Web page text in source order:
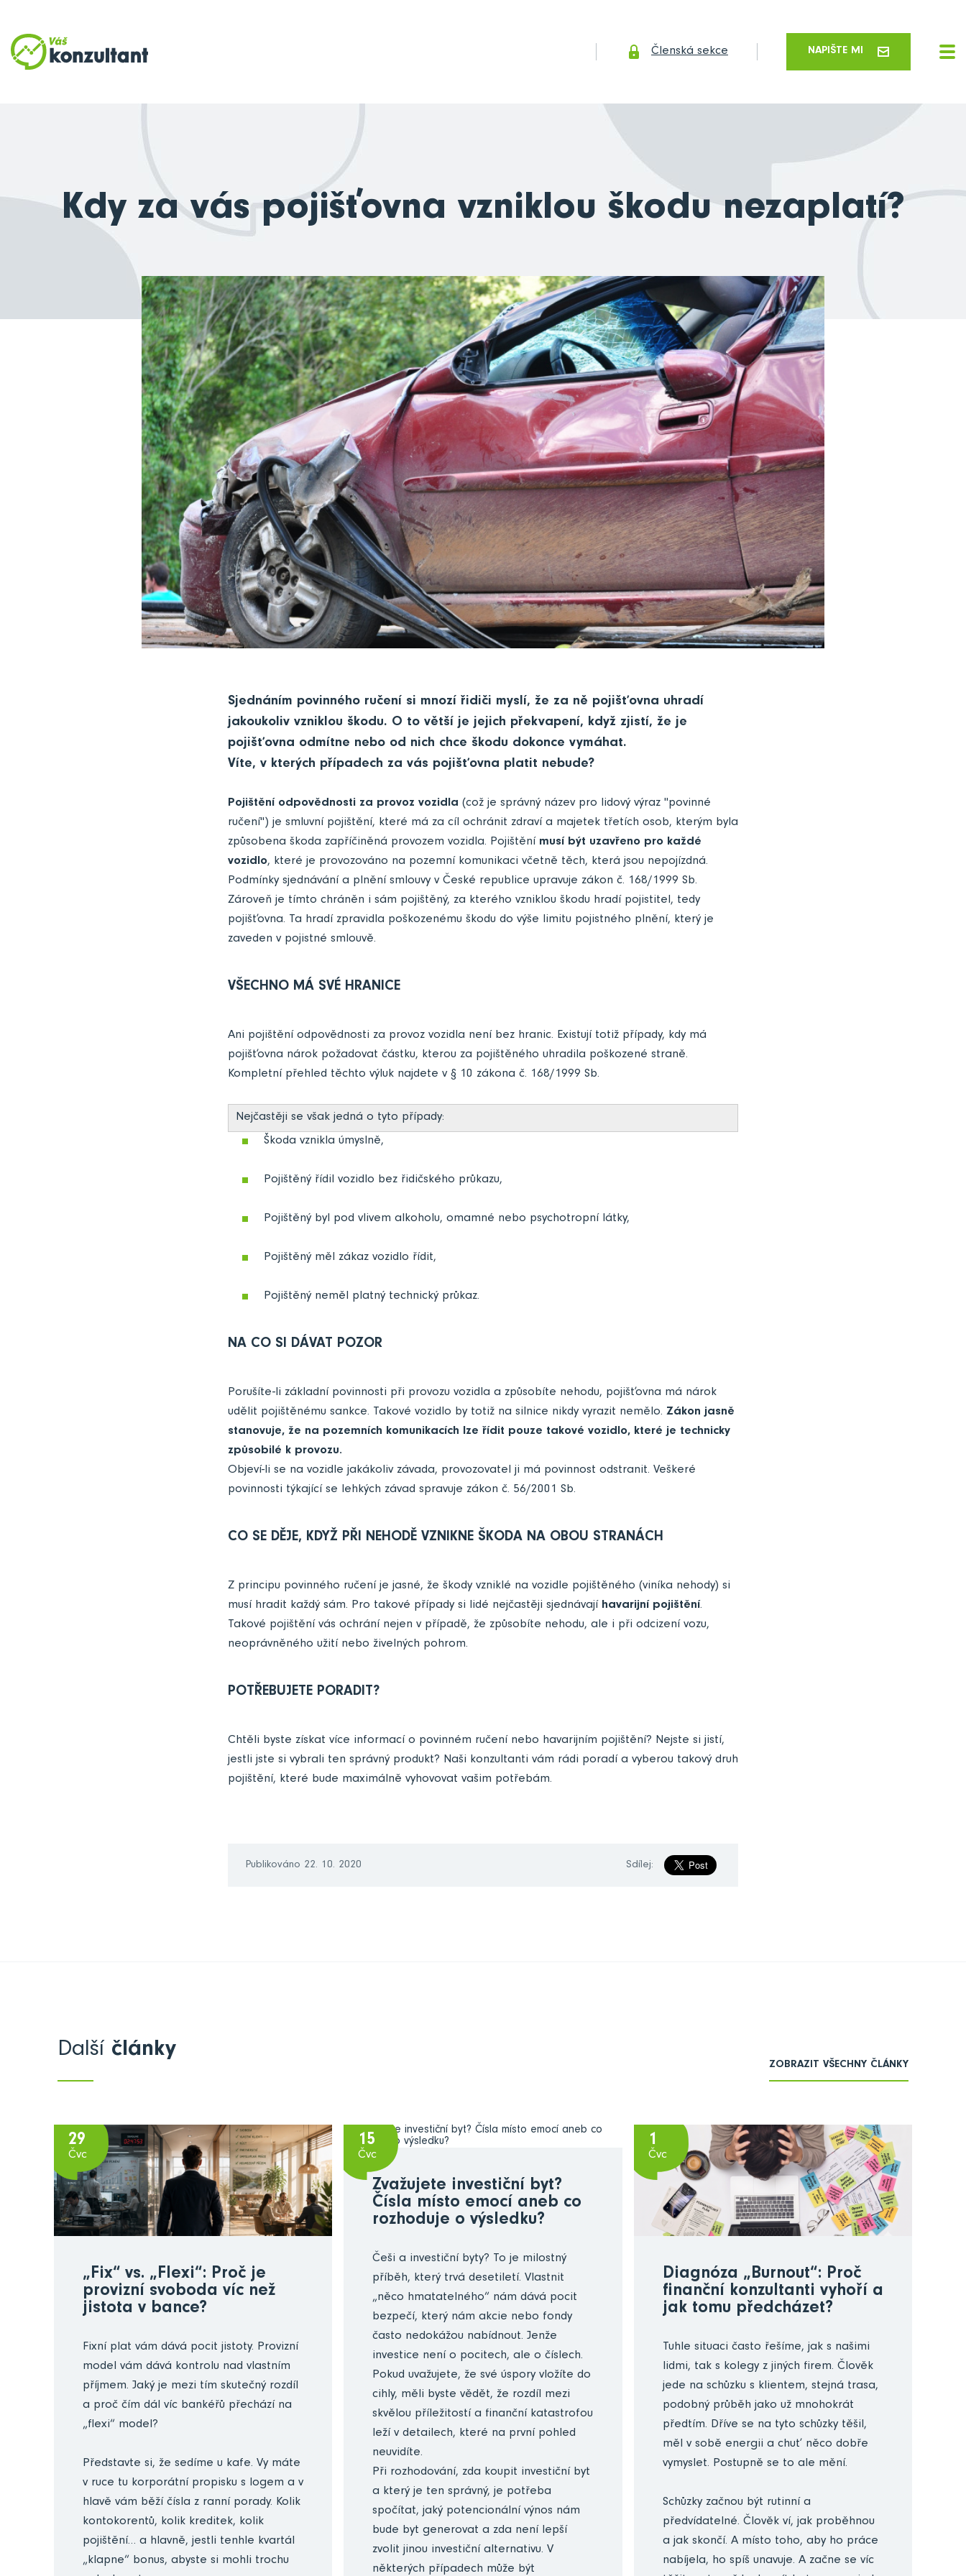
Členská sekce NAPIŠTE MI
Kdy za vás pojišťovna vzniklou škodu nezaplatí?
Sjednáním povinného ručení si mnozí řidiči myslí, že za ně pojišťovna uhradí
jakoukoliv vzniklou škodu. O to větší je jejich překvapení, když zjistí, že je
pojišťovna odmítne nebo od nich chce škodu dokonce vymáhat.
Víte, v kterých případech za vás pojišťovna platit nebude?
Pojištění odpovědnosti za provoz vozidla (což je správný název pro lidový výraz "povinné
ručení") je smluvní pojištění, které má za cíl ochránit zdraví a majetek třetích osob, kterým byla
způsobena škoda zapříčiněná provozem vozidla. Pojištění musí být uzavřeno pro každé
vozidlo, které je provozováno na pozemní komunikaci včetně těch, která jsou nepojízdná.
Podmínky sjednávání a plnění smlouvy v České republice upravuje zákon č. 168/1999 Sb.
Zároveň je tímto chráněn i sám pojištěný, za kterého vzniklou škodu hradí pojistitel, tedy
pojišťovna. Ta hradí zpravidla poškozenému škodu do výše limitu pojistného plnění, který je
zaveden v pojistné smlouvě.
VŠECHNO MÁ SVÉ HRANICE
Ani pojištění odpovědnosti za provoz vozidla není bez hranic. Existují totiž případy, kdy má
pojišťovna nárok požadovat částku, kterou za pojištěného uhradila poškozené straně.
Kompletní přehled těchto výluk najdete v § 10 zákona č. 168/1999 Sb.
Nejčastěji se však jedná o tyto případy:
Škoda vznikla úmyslně,
Pojištěný řídil vozidlo bez řidičského průkazu,
Pojištěný byl pod vlivem alkoholu, omamné nebo psychotropní látky,
Pojištěný měl zákaz vozidlo řídit,
Pojištěný neměl platný technický průkaz.
NA CO SI DÁVAT POZOR
Porušíte-li základní povinnosti při provozu vozidla a způsobíte nehodu, pojišťovna má nárok
udělit pojištěnému sankce. Takové vozidlo by totiž na silnice nikdy vyrazit nemělo. Zákon jasně
stanovuje, že na pozemních komunikacích lze řídit pouze takové vozidlo, které je technicky
způsobilé k provozu.
Objeví-li se na vozidle jakákoliv závada, provozovatel ji má povinnost odstranit. Veškeré
povinnosti týkající se lehkých závad spravuje zákon č. 56/2001 Sb.
CO SE DĚJE, KDYŽ PŘI NEHODĚ VZNIKNE ŠKODA NA OBOU STRANÁCH
Z principu povinného ručení je jasné, že škody vzniklé na vozidle pojištěného (viníka nehody) si
musí hradit každý sám. Pro takové případy si lidé nejčastěji sjednávají havarijní pojištění.
Takové pojištění vás ochrání nejen v případě, že způsobíte nehodu, ale i při odcizení vozu,
neoprávněného užití nebo živelných pohrom.
POTŘEBUJETE PORADIT?
Chtěli byste získat více informací o povinném ručení nebo havarijním pojištění? Nejste si jistí,
jestli jste si vybrali ten správný produkt? Naši konzultanti vám rádi poradí a vyberou takový druh
pojištění, které bude maximálně vyhovovat vašim potřebám.
Publikováno 22. 10. 2020 Sdílej:
Další články
ZOBRAZIT VŠECHNY ČLÁNKY
29
Čvc
„Fix“ vs. „Flexi“: Proč je
provizní svoboda víc než
jistota v bance?
Fixní plat vám dává pocit jistoty. Provizní
model vám dává kontrolu nad vlastním
příjmem. Jaký je mezi tím skutečný rozdíl
a proč čím dál víc bankéřů přechází na
„flexi“ model?
Představte si, že sedíme u kafe. Vy máte
v ruce tu korporátní propisku s logem a v
hlavě vám běží čísla z ranní porady. Kolik
kontokorentů, kolik kreditek, kolik
pojištění… a hlavně, jestli tenhle kvartál
„klapne“ bonus, abyste si mohli trochu
15
Čvc
Zvažujete investiční byt?
Čísla místo emocí aneb co
rozhoduje o výsledku?
Češi a investiční byty? To je milostný
příběh, který trvá desetiletí. Vlastnit
„něco hmatatelného“ nám dává pocit
bezpečí, který nám akcie nebo fondy
často nedokážou nabídnout. Jenže
investice není o pocitech, ale o číslech.
Pokud uvažujete, že své úspory vložíte do
cihly, měli byste vědět, že rozdíl mezi
skvělou příležitostí a finanční katastrofou
leží v detailech, které na první pohled
neuvidíte.
Při rozhodování, zda koupit investiční byt
a který je ten správný, je potřeba
spočítat, jaký potencionální výnos nám
bude byt generovat a zda není lepší
zvolit jinou investiční alternativu. V
některých případech může být
1
Čvc
Diagnóza „Burnout“: Proč
finanční konzultanti vyhoří a
jak tomu předcházet?
Tuhle situaci často řešíme, jak s našimi
lidmi, tak s kolegy z jiných firem. Člověk
jede na schůzku s klientem, stejná trasa,
podobný průběh jako už mnohokrát
předtím. Dříve se na tyto schůzky těšil,
měl v sobě energii a chuť něco dobře
vymyslet. Postupně se to ale mění.
Schůzky začnou být rutinní a
předvídatelné. Člověk ví, jak proběhnou
a jak skončí. A místo toho, aby ho práce
nabíjela, ho spíš unavuje. A začne se víc